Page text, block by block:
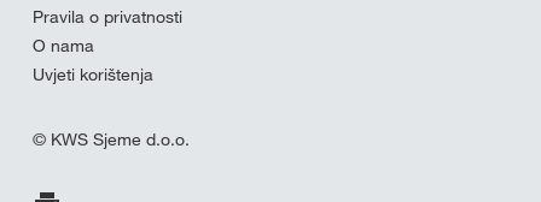
Pravila o privatnosti
O nama
Uvjeti korištenja
© KWS Sjeme d.o.o.